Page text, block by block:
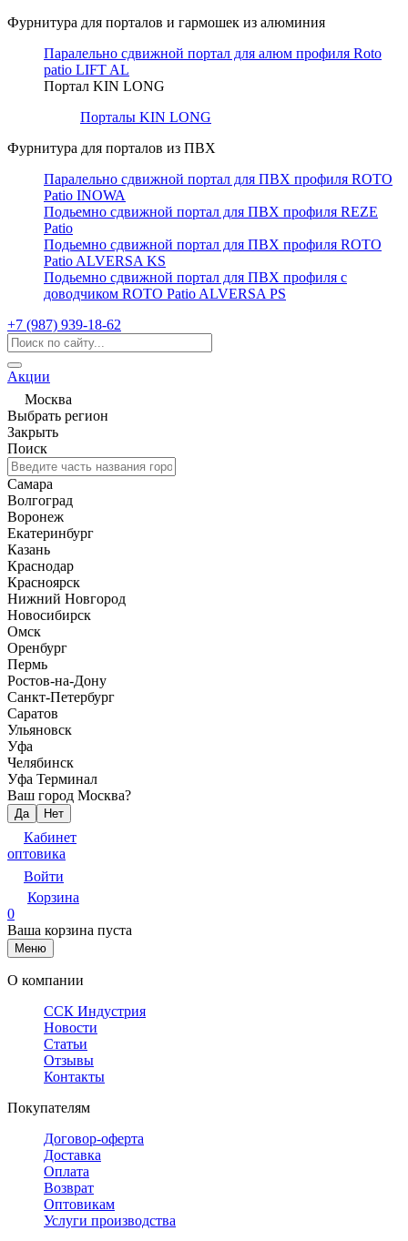
Фурнитура для порталов и гармошек из алюминия
Паралельно сдвижной портал для алюм профиля Roto
patio LIFT AL
Портал KIN LONG
Порталы KIN LONG
Фурнитура для порталов из ПВХ
Паралельно сдвижной портал для ПВХ профиля ROTO
Patio INOWA
Подьемно сдвижной портал для ПВХ профиля REZE
Patio
Подьемно сдвижной портал для ПВХ профиля ROTO
Patio ALVERSA KS
Подьемно сдвижной портал для ПВХ профиля с
доводчиком ROTO Patio ALVERSA PS
+7 (987) 939-18-62
Акции
Москва
Выбрать регион
Закрыть
Поиск
Самара
Волгоград
Воронеж
Екатеринбург
Казань
Краснодар
Красноярск
Нижний Новгород
Новосибирск
Омск
Оренбург
Пермь
Ростов-на-Дону
Санкт-Петербург
Саратов
Ульяновск
Уфа
Челябинск
Уфа Терминал
Ваш город Москва?
Да Нет
Кабинет
оптовика
Войти
Корзина
0
Ваша корзина пуста
Меню
О компании
ССК Индустрия
Новости
Статьи
Отзывы
Контакты
Покупателям
Договор-оферта
Доставка
Оплата
Возврат
Оптовикам
Услуги производства